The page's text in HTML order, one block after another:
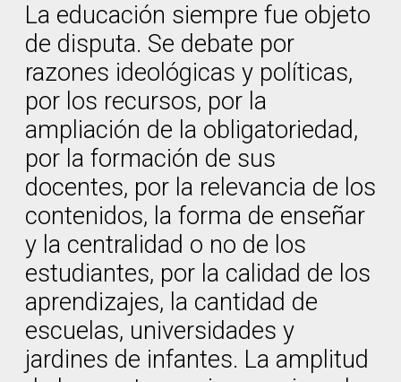
La educación siempre fue objeto
de disputa. Se debate por
razones ideológicas y políticas,
por los recursos, por la
ampliación de la obligatoriedad,
por la formación de sus
docentes, por la relevancia de los
contenidos, la forma de enseñar
y la centralidad o no de los
estudiantes, por la calidad de los
aprendizajes, la cantidad de
escuelas, universidades y
jardines de infantes. La amplitud